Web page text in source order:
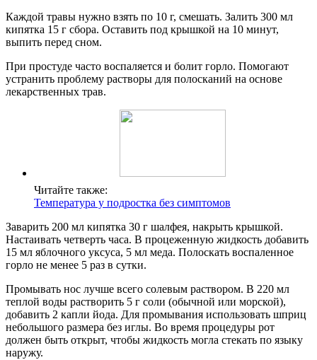
Каждой травы нужно взять по 10 г, смешать. Залить 300 мл
кипятка 15 г сбора. Оставить под крышкой на 10 минут,
выпить перед сном.
При простуде часто воспаляется и болит горло. Помогают
устранить проблему растворы для полосканий на основе
лекарственных трав.
Читайте также:
Температура у подростка без симптомов
Заварить 200 мл кипятка 30 г шалфея, накрыть крышкой.
Настаивать четверть часа. В процеженную жидкость добавить
15 мл яблочного уксуса, 5 мл меда. Полоскать воспаленное
горло не менее 5 раз в сутки.
Промывать нос лучше всего солевым раствором. В 220 мл
теплой воды растворить 5 г соли (обычной или морской),
добавить 2 капли йода. Для промывания использовать шприц
небольшого размера без иглы. Во время процедуры рот
должен быть открыт, чтобы жидкость могла стекать по языку
наружу.